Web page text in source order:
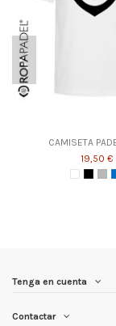
CAMISETA
19,50 €
Tenga en cuenta
Contactar